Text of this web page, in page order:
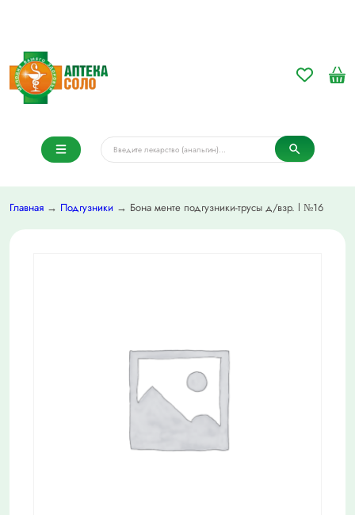
Главная → Подгузники → Бона менте подгузники-трусы д/взр. l №16